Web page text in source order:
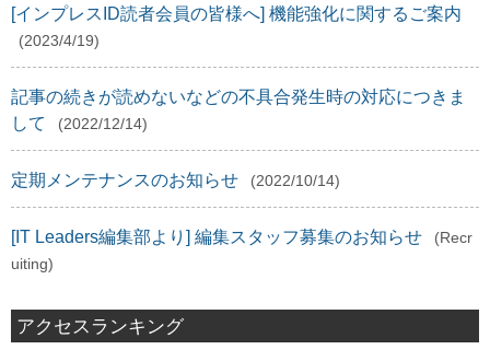
[インプレスID読者会員の皆様へ] 機能強化に関するご案内
(2023/4/19)
記事の続きが読めないなどの不具合発生時の対応につきま
して
(2022/12/14)
定期メンテナンスのお知らせ (2022/10/14)
[IT Leaders編集部より] 編集スタッフ募集のお知らせ
(Recr
uiting)
アクセスランキング